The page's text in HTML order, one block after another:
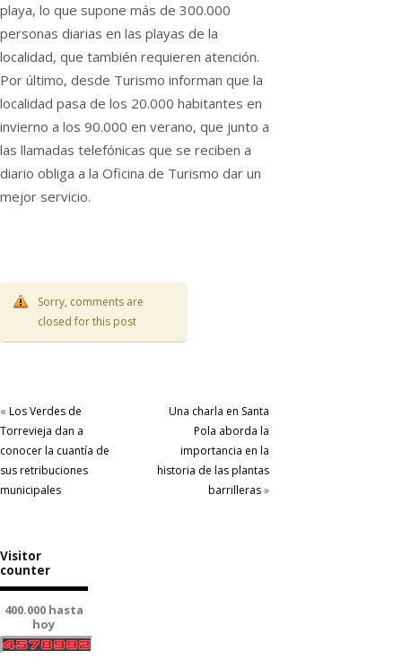
playa, lo que supone más de 300.000
personas diarias en las playas de la
localidad, que también requieren atención.
Por último, desde Turismo informan que la
localidad pasa de los 20.000 habitantes en
invierno a los 90.000 en verano, que junto a
las llamadas telefónicas que se reciben a
diario obliga a la Oficina de Turismo dar un
mejor servicio.
Sorry, comments are
closed for this post
« Los Verdes de
Torrevieja dan a
conocer la cuantía de
sus retribuciones
municipales
Una charla en Santa
Pola aborda la
importancia en la
historia de las plantas
barrilleras»
Visitor
counter
400.000 hasta
hoy